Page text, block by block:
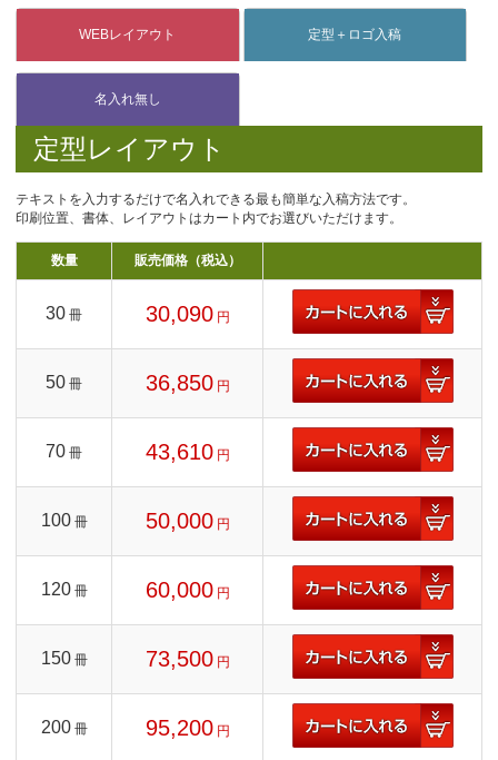
定型レイアウト
テキストを入力するだけで名入れできる最も簡単な入稿方法です。
印刷位置、書体、レイアウトはカート内でお選びいただけます。
数量 販売価格（税込）
30 冊 30,090 円
50 冊 36,850 円
70 冊 43,610 円
100 冊 50,000 円
120 冊 60,000 円
150 冊 73,500 円
200 冊 95,200 円